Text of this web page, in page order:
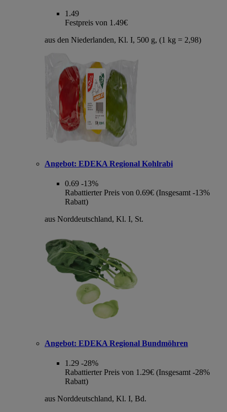
1.49
Festpreis von 1.49€
aus den Niederlanden, Kl. I, 500 g, (1 kg = 2,98)
Angebot: EDEKA Regional Kohlrabi
0.69 -13%
Rabattierter Preis von 0.69€ (Insgesamt -13%
Rabatt)
aus Norddeutschland, Kl. I, St.
Angebot: EDEKA Regional Bundmöhren
1.29 -28%
Rabattierter Preis von 1.29€ (Insgesamt -28%
Rabatt)
aus Norddeutschland, Kl. I, Bd.